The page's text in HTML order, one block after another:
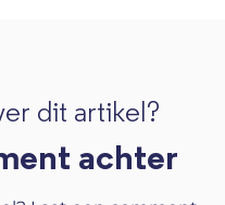
dit artikel?
achter